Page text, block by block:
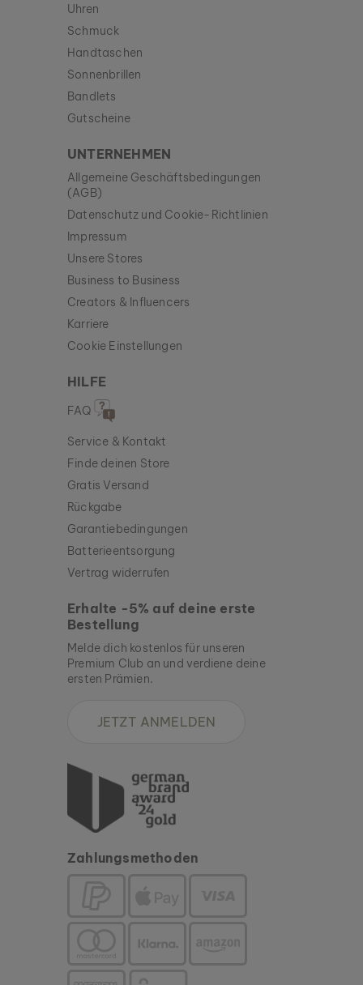
Uhren
Schmuck
Handtaschen
Sonnenbrillen
Bandlets
Gutscheine
UNTERNEHMEN
Allgemeine Geschäftsbedingungen
(AGB)
Datenschutz und Cookie-Richtlinien
Impressum
Unsere Stores
Business to Business
Creators & Influencers
Karriere
Cookie Einstellungen
HILFE
FAQ
Service & Kontakt
Finde deinen Store
Gratis Versand
Rückgabe
Garantiebedingungen
Batterieentsorgung
Vertrag widerrufen
Erhalte -5% auf deine erste
Bestellung
Melde dich kostenlos für unseren
Premium Club an und verdiene deine
ersten Prämien.
JETZT ANMELDEN
Zahlungsmethoden